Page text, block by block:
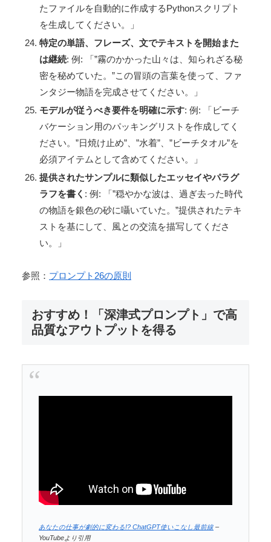
たファイルを自動的に作成するPythonスクリプト
を生成してください。」
特定の単語、フレーズ、文でテキストを開始また
は継続: 例: 「”霧のかかった山々は、知られざる秘
密を秘めていた。”この冒頭の言葉を使って、ファ
ンタジー物語を完成させてください。」
モデルが従うべき要件を明確に示す: 例: 「ビーチ
バケーション用のパッキングリストを作成してく
ださい。”日焼け止め”、”水着”、”ビーチタオル”を
必須アイテムとして含めてください。」
提供されたサンプルに類似したエッセイやパラグ
ラフを書く : 例: 「”穏やかな波は、過ぎ去った時代
の物語を銀色の砂に囁いていた。”提供されたテキ
ストを基にして、風との交流を描写してくださ
い。」
参照： プロンプト26の原則
おすすめ！「深津式プロンプト」で高
品質なアウトプットを得る
あなたの仕事が劇的に変わる!? ChatGPT使いこなし最前線 –
YouTubeより引用